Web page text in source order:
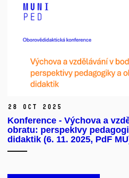
28 Oct 2025
Konference - Výchova a
obratu: perspekIvy
didaktik (6. 11. 2025, PdF